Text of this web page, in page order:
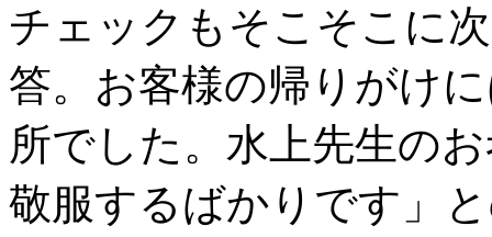
チェックもそこそこに
答。お客様の帰りがけ
所でした。水上先生の
敬服するばかりです」